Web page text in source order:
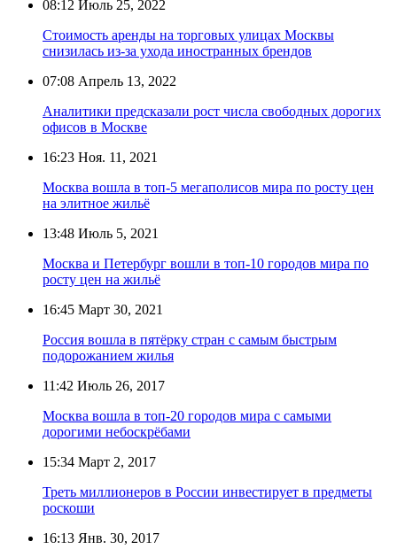
08:12 Июль 25, 2022
Стоимость аренды на торговых улицах Москвы
снизилась из-за ухода иностранных брендов
07:08 Апрель 13, 2022
Аналитики предсказали рост числа свободных дорогих
офисов в Москве
16:23 Ноя. 11, 2021
Москва вошла в топ-5 мегаполисов мира по росту цен
на элитное жильё
13:48 Июль 5, 2021
Москва и Петербург вошли в топ-10 городов мира по
росту цен на жильё
16:45 Март 30, 2021
Россия вошла в пятёрку стран с самым быстрым
подорожанием жилья
11:42 Июль 26, 2017
Москва вошла в топ-20 городов мира с самыми
дорогими небоскрёбами
15:34 Март 2, 2017
Треть миллионеров в России инвестирует в предметы
роскоши
16:13 Янв. 30, 2017